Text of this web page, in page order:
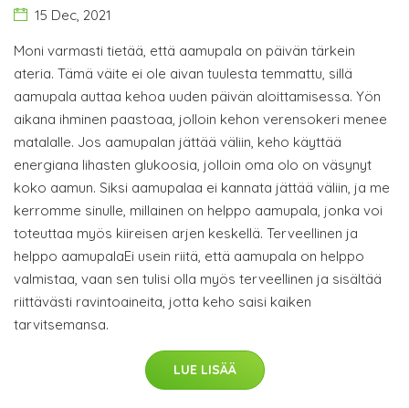
15 Dec, 2021
Moni varmasti tietää, että aamupala on päivän tärkein
ateria. Tämä väite ei ole aivan tuulesta temmattu, sillä
aamupala auttaa kehoa uuden päivän aloittamisessa. Yön
aikana ihminen paastoaa, jolloin kehon verensokeri menee
matalalle. Jos aamupalan jättää väliin, keho käyttää
energiana lihasten glukoosia, jolloin oma olo on väsynyt
koko aamun. Siksi aamupalaa ei kannata jättää väliin, ja me
kerromme sinulle, millainen on helppo aamupala, jonka voi
toteuttaa myös kiireisen arjen keskellä. Terveellinen ja
helppo aamupalaEi usein riitä, että aamupala on helppo
valmistaa, vaan sen tulisi olla myös terveellinen ja sisältää
riittävästi ravintoaineita, jotta keho saisi kaiken
tarvitsemansa.
LUE LISÄÄ